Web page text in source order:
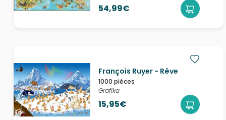
54,99€
François Ruyer - Rêve
1000 pièces
Grafika
15,95€